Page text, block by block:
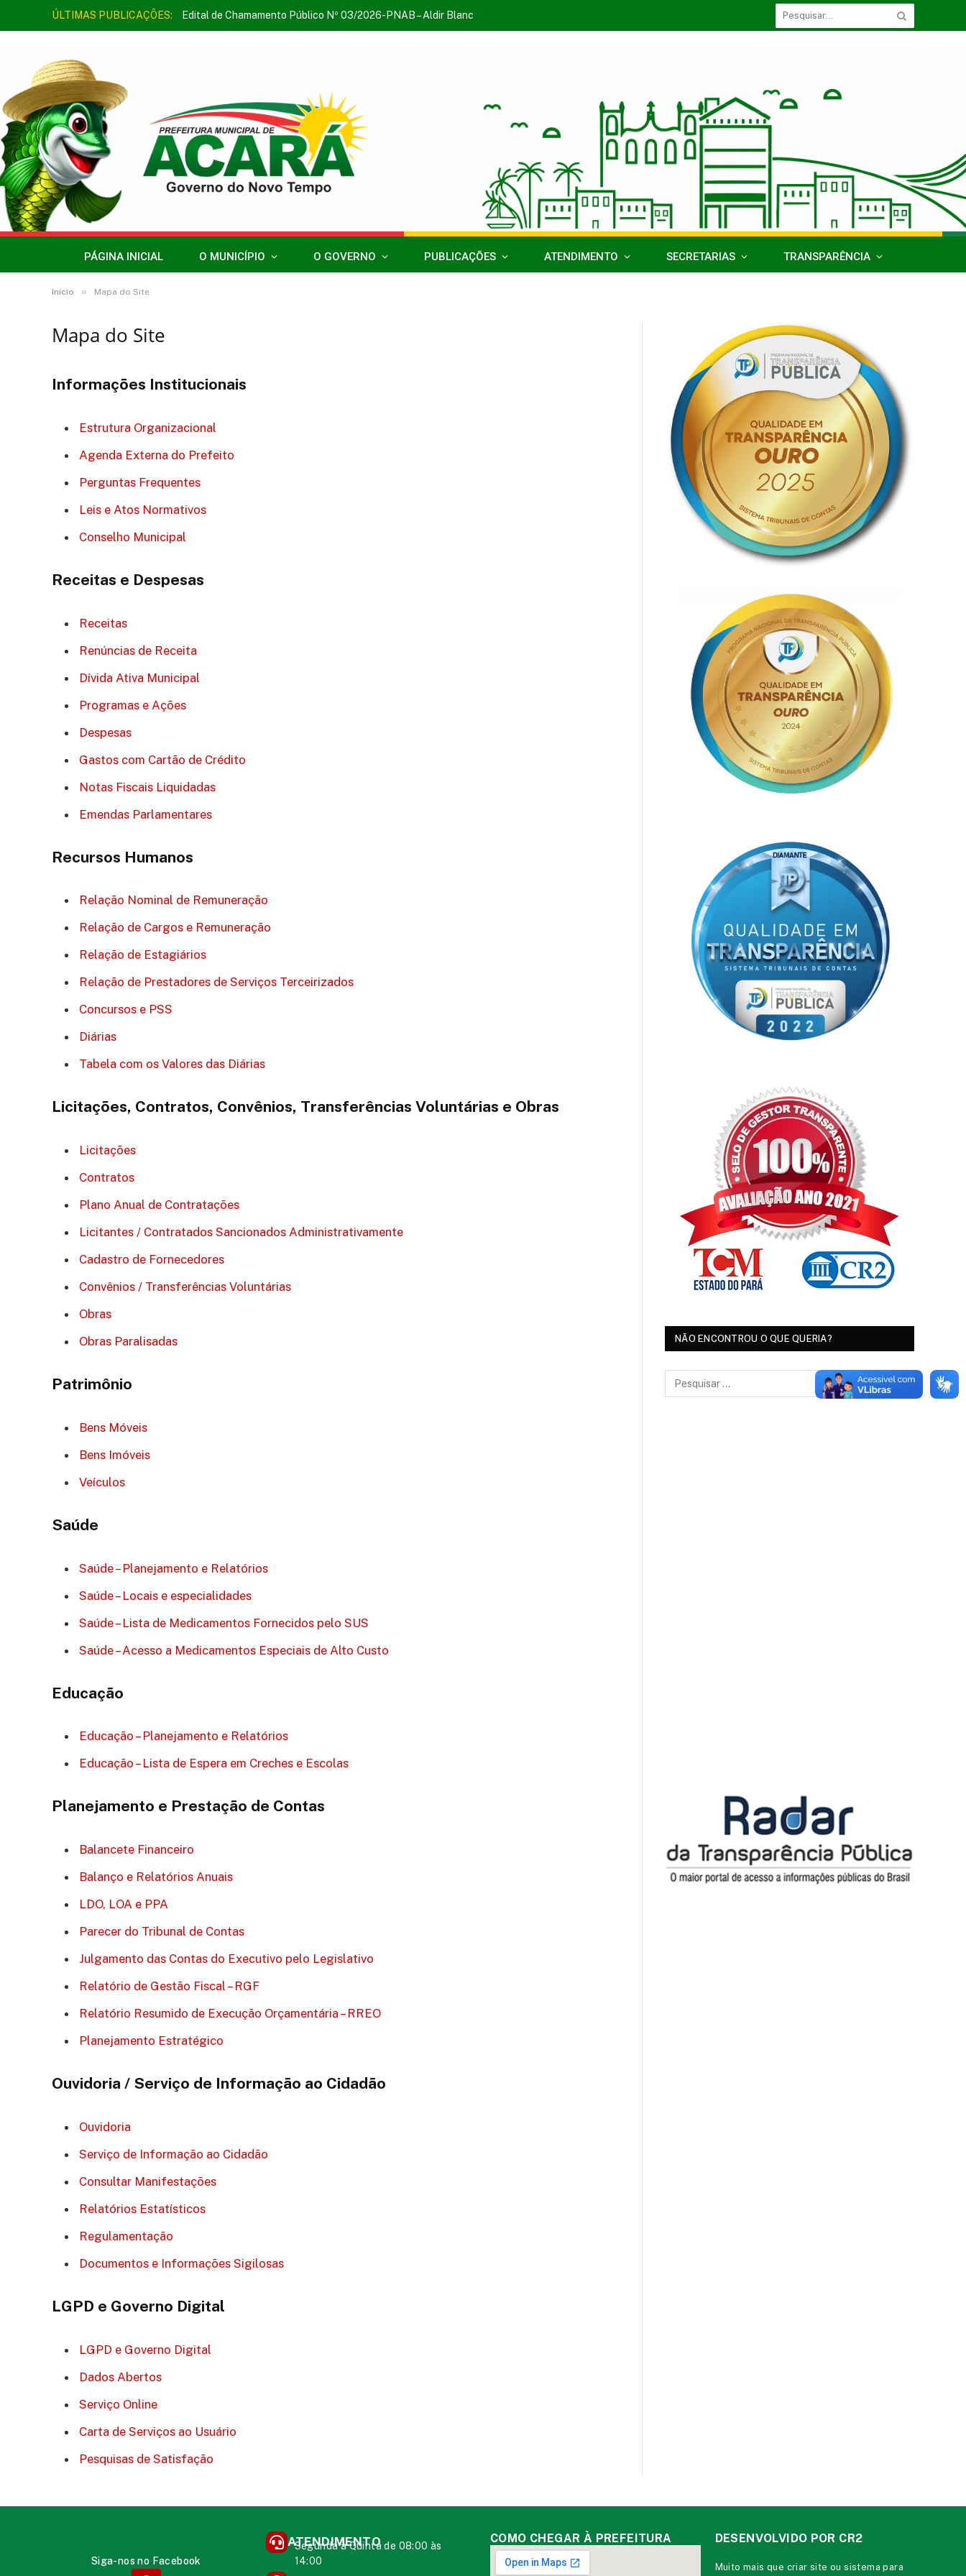
ÚLTIMAS PUBLICAÇÕES: Edital de Chamamento Público Nº 03/2026-PNAB – Aldir Blanc
PÁGINA INICIAL O MUNICÍPIO O GOVERNO PUBLICAÇÕES ATENDIMENTO SECRETARIAS TRANSPARÊNCIA
Início » Mapa do Site
Mapa do Site
Informações Institucionais
Estrutura Organizacional
Agenda Externa do Prefeito
Perguntas Frequentes
Leis e Atos Normativos
Conselho Municipal
Receitas e Despesas
Receitas
Renúncias de Receita
Dívida Ativa Municipal
Programas e Ações
Despesas
Gastos com Cartão de Crédito
Notas Fiscais Liquidadas
Emendas Parlamentares
Recursos Humanos
Relação Nominal de Remuneração
Relação de Cargos e Remuneração
Relação de Estagiários
Relação de Prestadores de Serviços Terceirizados
Concursos e PSS
Diárias
Tabela com os Valores das Diárias
Licitações, Contratos, Convênios, Transferências Voluntárias e Obras
Licitações
Contratos
Plano Anual de Contratações
Licitantes / Contratados Sancionados Administrativamente
Cadastro de Fornecedores
Convênios / Transferências Voluntárias
Obras
Obras Paralisadas
Patrimônio
Bens Móveis
Bens Imóveis
Veículos
Saúde
Saúde – Planejamento e Relatórios
Saúde – Locais e especialidades
Saúde – Lista de Medicamentos Fornecidos pelo SUS
Saúde – Acesso a Medicamentos Especiais de Alto Custo
Educação
Educação – Planejamento e Relatórios
Educação – Lista de Espera em Creches e Escolas
Planejamento e Prestação de Contas
Balancete Financeiro
Balanço e Relatórios Anuais
LDO, LOA e PPA
Parecer do Tribunal de Contas
Julgamento das Contas do Executivo pelo Legislativo
Relatório de Gestão Fiscal – RGF
Relatório Resumido de Execução Orçamentária – RREO
Planejamento Estratégico
Ouvidoria / Serviço de Informação ao Cidadão
Ouvidoria
Serviço de Informação ao Cidadão
Consultar Manifestações
Relatórios Estatísticos
Regulamentação
Documentos e Informações Sigilosas
LGPD e Governo Digital
LGPD e Governo Digital
Dados Abertos
Serviço Online
Carta de Serviços ao Usuário
Pesquisas de Satisfação
NÃO ENCONTROU O QUE QUERIA?
Siga-nos no Facebook
ATENDIMENTO
Segunda à Quinta de 08:00 às
14:00
COMO CHEGAR À PREFEITURA DESENVOLVIDO POR CR2
Muito mais que criar site ousistema para